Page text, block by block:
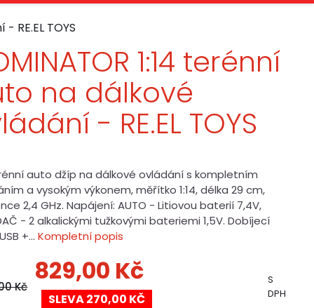
RE.EL TOYS
1:14 terénní
na dálkové
- RE.EL TOYS
auto džíp na dálkové ovládání s kompletním
a vysokým výkonem, měřítko 1:14, délka 29 cm,
2,4 GHz. Napájení: AUTO - Litiovou baterií 7,4V,
- 2 alkalickými tužkovými bateriemi 1,5V. Dobíjecí
+...Kompletní popis
Kč
829,00 Kč
SLEVA 270,00 KČ
S
DPH